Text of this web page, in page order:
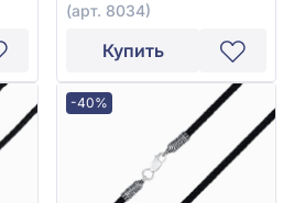
(арт. 8034)
Купить
-40%